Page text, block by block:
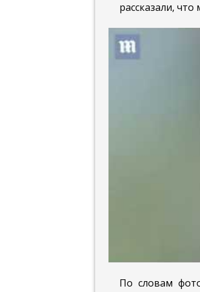
рассказали,
По словам